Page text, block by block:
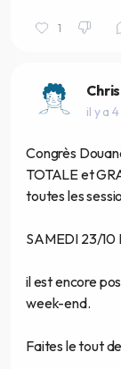
1
il y a
Congrès
TOTALE et
toutes les
SAMEDI 23/10
il est encore
week-end.
Faites le tout